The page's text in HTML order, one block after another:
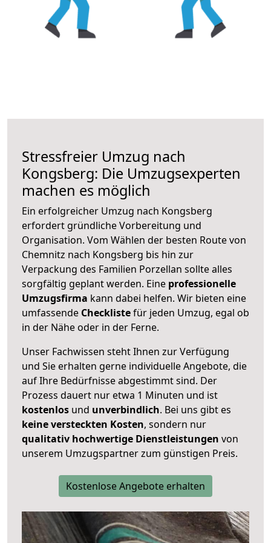
Stressfreier Umzug nach
Kongsberg: Die Umzugsexperten
machen es möglich
Ein erfolgreicher Umzug nach Kongsberg
erfordert gründliche Vorbereitung und
Organisation. Vom Wählen der besten Route von
Chemnitz nach Kongsberg bis hin zur
Verpackung des Familien Porzellan sollte alles
sorgfältig geplant werden. Eine professionelle
Umzugsfirma kann dabei helfen. Wir bieten eine
umfassende Checklistefür jeden Umzug, egal ob
in der Nähe oder in der Ferne.
Unser Fachwissen steht Ihnen zur Verfügung
und Sie erhalten gerne individuelle Angebote, die
auf Ihre Bedürfnisse abgestimmt sind. Der
Prozess dauert nur etwa 1 Minuten und ist
kostenlos und unverbindlich. Bei uns gibt es
keine versteckten Kosten, sondern nur
qualitativ hochwertige Dienstleistungen von
unserem Umzugspartner zum günstigen Preis.
Kostenlose Angebote erhalten